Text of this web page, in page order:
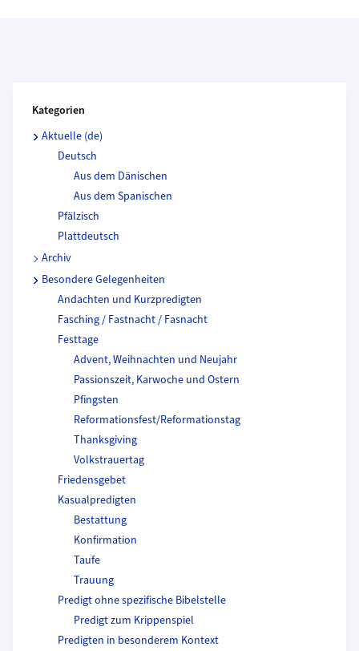
Kategorien
Aktuelle (de)
Deutsch
Aus dem Dänischen
Aus dem Spanischen
Pfälzisch
Plattdeutsch
Archiv
Besondere Gelegenheiten
Andachten und Kurzpredigten
Fasching / Fastnacht / Fasnacht
Festtage
Advent, Weihnachten und Neujahr
Passionszeit, Karwoche und Ostern
Pfingsten
Reformationsfest/Reformationstag
Thanksgiving
Volkstrauertag
Friedensgebet
Kasualpredigten
Bestattung
Konfirmation
Taufe
Trauung
Predigt ohne spezifische Bibelstelle
Predigt zum Krippenspiel
Predigten in besonderem Kontext